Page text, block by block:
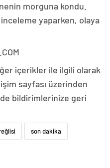
morguna kondu.
yaparken, olaya
içerikler ile ilgili olarak
sayfası üzerinden
bildirimlerinize geri
son dakika